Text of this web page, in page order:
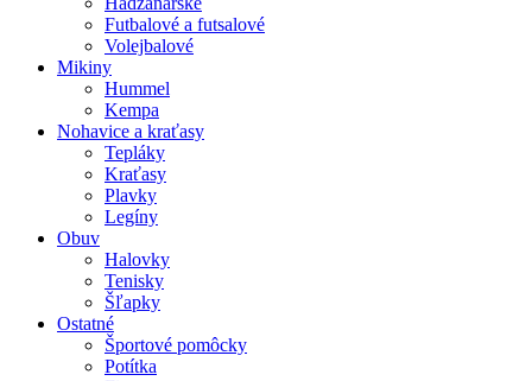
Futbalové a futsalové
Volejbalové
Mikiny
Hummel
Kempa
Nohavice a kraťasy
Tepláky
Kraťasy
Plavky
Legíny
Obuv
Halovky
Tenisky
Šľapky
Ostatné
Športové pomôcky
Potítka